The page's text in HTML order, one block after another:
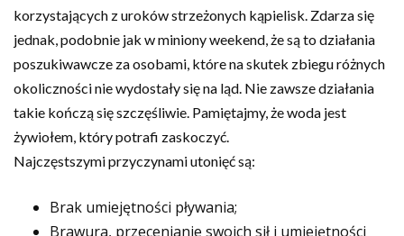
korzystających z uroków strzeżonych kąpielisk. Zdarza się
jednak, podobnie jak w miniony weekend, że są to działania
poszukiwawcze za osobami, które na skutek zbiegu różnych
okoliczności nie wydostały się na ląd. Nie zawsze działania
takie kończą się szczęśliwie. Pamiętajmy, że woda jest
żywiołem, który potrafi zaskoczyć.
Najczęstszymi przyczynami utonięć są:
Brak umiejętności pływania;
Brawura, przecenianie swoich sił i umiejętności